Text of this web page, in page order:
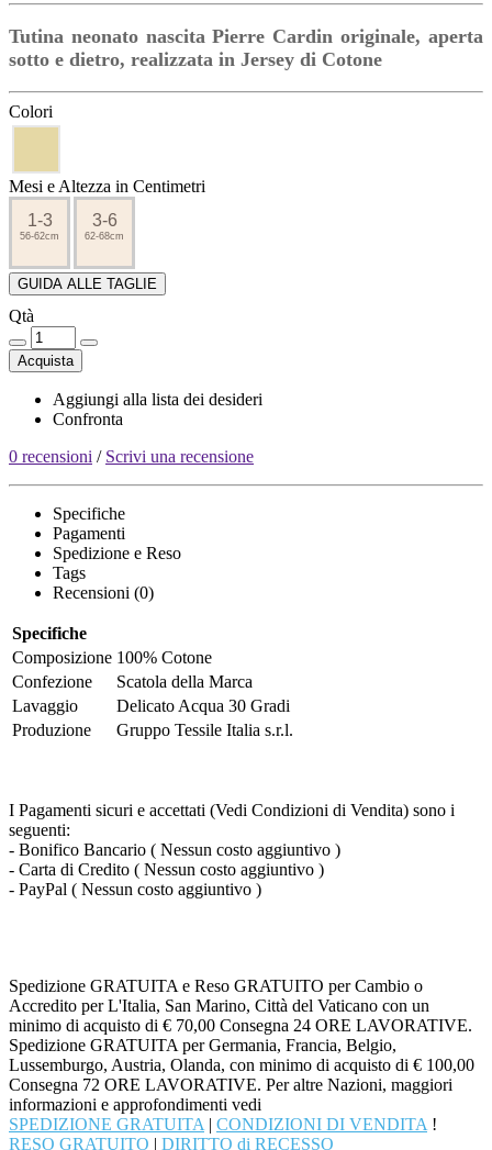
Tutina neonato nascita Pierre Cardin originale, aperta
sotto e dietro, realizzata in Jersey di Cotone
Colori
Mesi e Altezza in Centimetri
1-3
56-62cm
3-6
62-68cm
GUIDA ALLE TAGLIE
Qtà
Acquista
Aggiungi alla lista dei desideri
Confronta
0 recensioni / Scrivi una recensione
Specifiche
Pagamenti
Spedizione e Reso
Tags
Recensioni (0)
Specifiche
Composizione 100% Cotone
Confezione
Scatola della Marca
Lavaggio
Delicato Acqua 30 Gradi
Produzione
Gruppo Tessile Italia s.r.l.
I Pagamenti sicuri e accettati (Vedi Condizioni di Vendita) sono i
seguenti:
- Bonifico Bancario ( Nessun costo aggiuntivo )
- Carta di Credito ( Nessun costo aggiuntivo )
- PayPal ( Nessun costo aggiuntivo )
Spedizione GRATUITA e Reso GRATUITO per Cambio o
Accredito per L'Italia, San Marino, Città del Vaticano con un
minimo di acquisto di € 70,00 Consegna 24 ORE LAVORATIVE.
Spedizione GRATUITA per Germania, Francia, Belgio,
Lussemburgo, Austria, Olanda, con minimo di acquisto di € 100,00
Consegna 72 ORE LAVORATIVE. Per altre Nazioni, maggiori
informazioni e approfondimenti vedi
SPEDIZIONE GRATUITA | CONDIZIONI DI VENDITA !
RESO GRATUITO | DIRITTO di RECESSO